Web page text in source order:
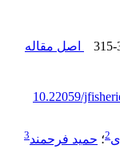
315-
اصل مقاله
10.22059/
2؛ حمید فرحمند3